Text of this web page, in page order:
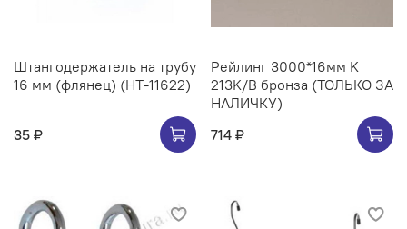
Штангодержатель на трубу
16 мм (флянец) (НТ-11622)
35 ₽
Рейлинг 3000*16мм K
213K/B бронза (ТОЛЬКО ЗА
НАЛИЧКУ)
714 ₽